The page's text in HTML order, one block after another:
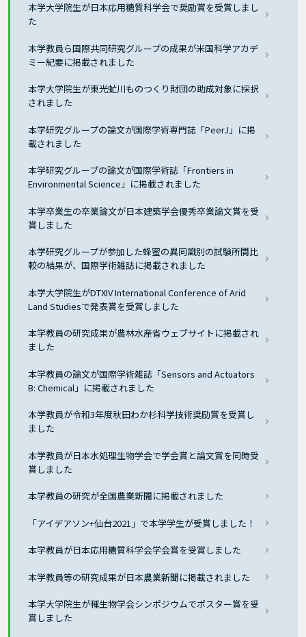
本学大学院生が日本応用糖質科学会で奨励賞を受賞しまし
た
本学教員ら国際共同研究グループの成果が米国科学アカデ
ミー紀要に掲載されました
本学大学院生が東光虻川ものつくり財団の助成対象に採択
されました
本学研究グループの論文が国際学術専門誌「PeerJ」に掲
載されました
本学研究グループの論文が国際学術誌「Frontiers in
Environmental Science」に掲載されました
本学卒業生の卒業論文が日本建築学会優秀卒業論文賞を受
賞しました
本学研究グループが参加した蜂蜜の異同識別の試験所間比
較の結果が、国際学術雑誌に掲載されました
本学大学院生がDTXIV International Conference of Arid
Land Studiesで発表賞を受賞しました
本学教員の研究成果が農林水産省ウェブサイトに掲載され
ました
本学教員の論文が国際学術雑誌「Sensors and Actuators
B: Chemical」に掲載されました
本学教員が令和3年度秋田わか杉科学技術奨励賞を受賞し
ました
本学教員が日本水処理生物学会で学会賞と論文賞を同時受
賞しました
本学教員の研究が全国農業新聞に掲載されました
「アイデアソン+仙台2021」で本学学生が受賞しました！
本学教員が日本応用糖質科学会学会賞を受賞しました
本学教員等の研究成果が日本農業新聞に掲載されました
本学大学院生が種生物学会シンポジウムでポスター賞を受
賞しました